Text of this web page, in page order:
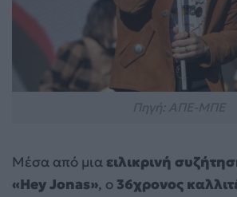
Μέσα από μια ειλικρινή
«Hey Jonas», ο 36χρονος